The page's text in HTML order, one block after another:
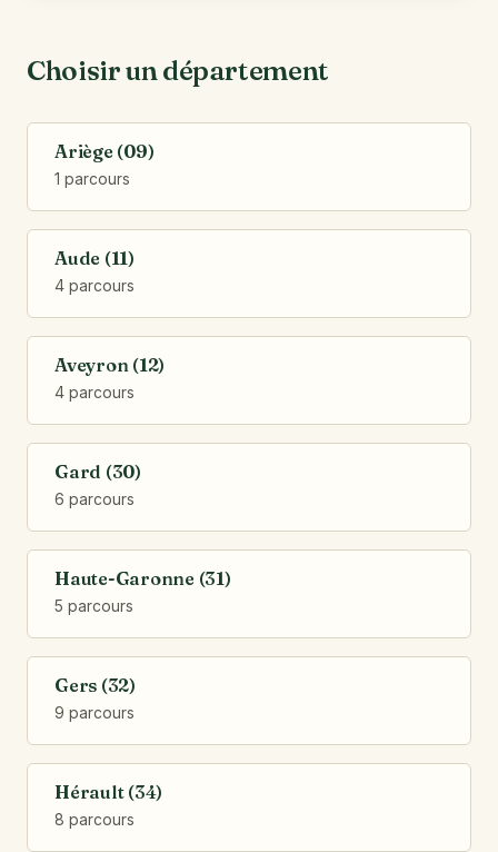
Choisir un département
Ariège (09)
1 parcours
Aude (11)
4 parcours
Aveyron (12)
4 parcours
Gard (30)
6 parcours
Haute-Garonne (31)
5 parcours
Gers (32)
9 parcours
Hérault (34)
8 parcours